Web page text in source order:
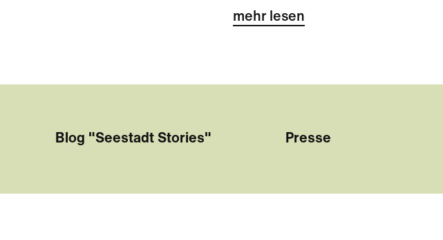
mehr lesen
Blog "Seestadt Stories" Presse